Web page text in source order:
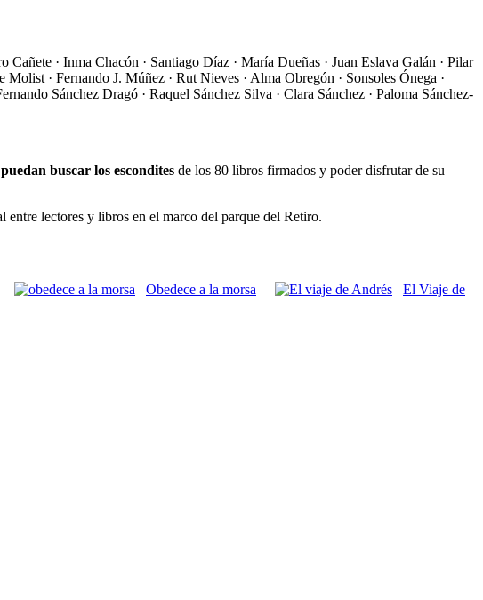
· Inma Chacón · Santiago Díaz · María Dueñas · Juan Eslava Galán · Pilar
· Fernando J. Múñez · Rut Nieves · Alma Obregón · Sonsoles Ónega ·
Sánchez Dragó · Raquel Sánchez Silva · Clara Sánchez · Paloma Sánchez-
buscar los escondites de los 80 libros firmados y poder disfrutar de su
lectores y libros en el marco del parque del Retiro.
Obedece a la morsa
El Viaje de